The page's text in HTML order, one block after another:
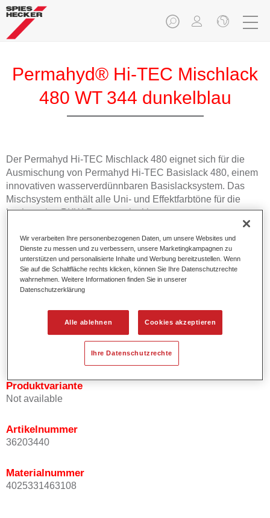
Permahyd® Hi-TEC Mischlack
480 WT 344 dunkelblau
Der Permahyd Hi-TEC Mischlack 480 eignet sich für die
Ausmischung von Permahyd Hi-TEC Basislack 480, einem
innovativen wasserverdünnbaren Basislacksystem. Das
Mischsystem enthält alle Uni- und Effektfarbtöne für die
hochwertige PKW-Reparaturlackierung.
Produktmerkmale
Einfach und schnell zu verarbeiten.
Bietet eine hohe Farbtongenauigkeit und gleichmäßige
Effektausrichtung.
Fördert kurze Prozesszeiten.
Ermöglicht einfaches und sicheres Einlackieren.
Kann variabel eingesetzt werden, z.B. für Innenraum-,
Mehrschicht- und Mehrfarbenlackierungen.
Produktvariante
Not available
Artikelnummer
36203440
Materialnummer
4025331463108
Wir verarbeiten Ihre personenbezogenen Daten, um unsere Websites und
Dienste zu messen und zu verbessern, unsere Marketingkampagnen zu
unterstützen und personalisierte Inhalte und Werbung bereitzustellen. Wenn
Sie auf die Schaltfläche rechts klicken, können Sie Ihre Datenschutzrechte
wahrnehmen. Weitere Informationen finden Sie in unserer
Datenschutzerklärung
Alle ablehnen Cookies akzeptieren
Ihre Datenschutzrechte